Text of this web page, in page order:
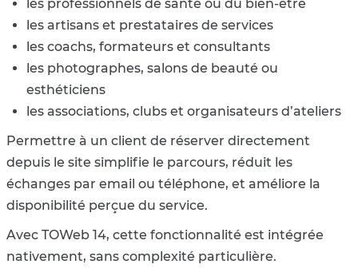
les professionnels de santé ou du bien-être
les artisans et prestataires de services
les coachs, formateurs et consultants
les photographes, salons de beauté ou
esthéticiens
les associations, clubs et organisateurs d’ateliers
Permettre à un client de réserver directement
depuis le site simplifie le parcours, réduit les
échanges par email ou téléphone, et améliore la
disponibilité perçue du service.
Avec TOWeb 14, cette fonctionnalité est intégrée
nativement, sans complexité particulière.